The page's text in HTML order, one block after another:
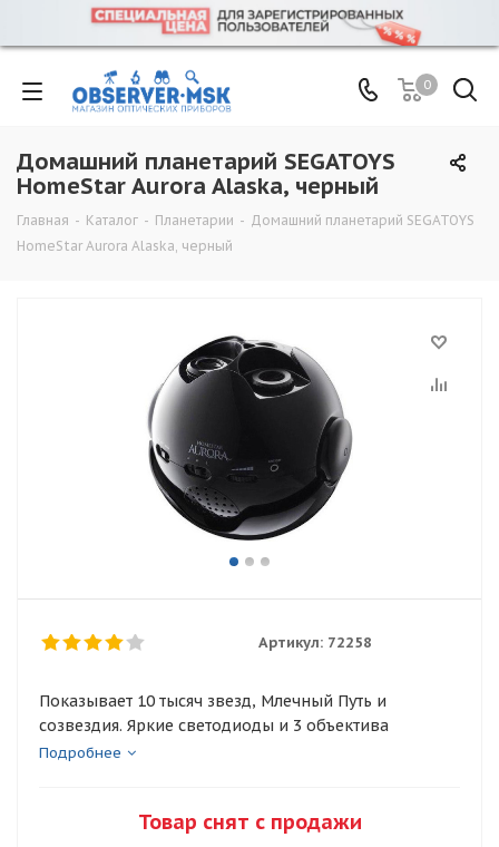
0
Домашний планетарий SEGATOYS
HomeStar Aurora Alaska, черный
Главная - Каталог - Планетарии - Домашний планетарий SEGATOYS
HomeStar Aurora Alaska, черный
Артикул: 72258
Показывает 10 тысяч звезд, Млечный Путь и
созвездия. Яркие светодиоды и 3 объектива
Подробнее
Товар снят с продажи